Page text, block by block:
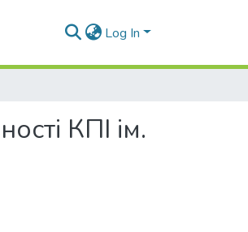
Log In
КПІ ім.